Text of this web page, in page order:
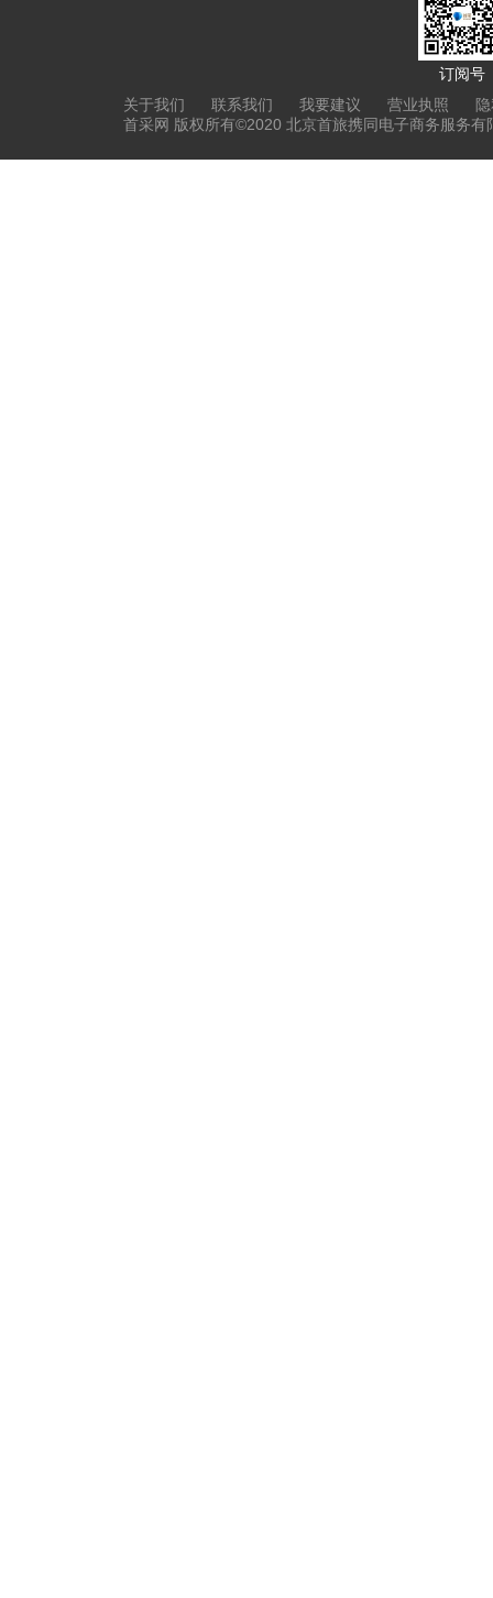
订阅号
关于我们
联系我们 我要建议 营业执照
首采网 版权所有©2020 北京首旅携同电子商务服务有